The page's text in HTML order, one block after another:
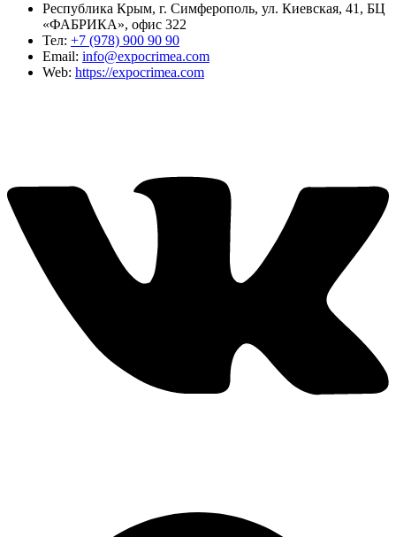
Республика Крым, г. Симферополь, ул. Киевская, 41, БЦ
«ФАБРИКА», офис 322
Тел: +7 (978) 900 90 90
Email: info@expocrimea.com
Web: https://expocrimea.com